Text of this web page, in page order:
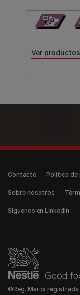
Ver productos
©Reg. Marca registrada
Legal (anonymous)
Contacto Política de
Sobre nosotros
Síguenos en LinkedIn